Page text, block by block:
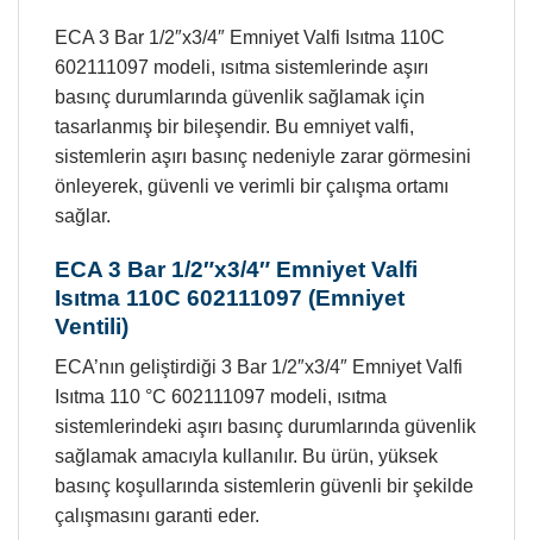
ECA 3 Bar 1/2″x3/4″ Emniyet Valfi Isıtma 110C
602111097 modeli, ısıtma sistemlerinde aşırı
basınç durumlarında güvenlik sağlamak için
tasarlanmış bir bileşendir. Bu emniyet valfi,
sistemlerin aşırı basınç nedeniyle zarar görmesini
önleyerek, güvenli ve verimli bir çalışma ortamı
sağlar.
ECA 3 Bar 1/2″x3/4″ Emniyet Valfi
Isıtma 110C 602111097 (Emniyet
Ventili)
ECA’nın geliştirdiği 3 Bar 1/2″x3/4″ Emniyet Valfi
Isıtma 110 °C 602111097 modeli, ısıtma
sistemlerindeki aşırı basınç durumlarında güvenlik
sağlamak amacıyla kullanılır. Bu ürün, yüksek
basınç koşullarında sistemlerin güvenli bir şekilde
çalışmasını garanti eder.